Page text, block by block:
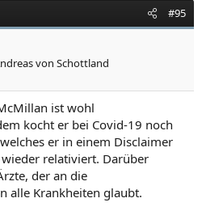
sollten niemals bei
die bereits einem
sind.
das laut Bossche
Ausbildung gelehrt wird. Das
Preis dafür zahlen. Und ich
meine Kinder denke, an die
es ist einfach unmöglich,
die Pandemie nicht“, so
#95
von Schottland
ist wohl
kocht er bei Covid-19 noch
er in einem Disclaimer
relativiert. Darüber
der an die
alle Krankheiten glaubt.